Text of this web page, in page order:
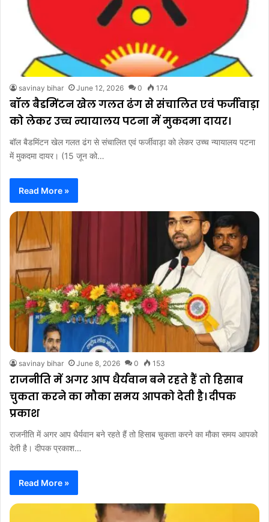
savinay bihar June 12, 2026 0 174
बॉल बैडमिंटन खेल गलत ढंग से संचालित एवं फर्जीवाड़ा
को लेकर उच्च न्यायालय पटना में मुकदमा दायर।
बॉल बैडमिंटन खेल गलत ढंग से संचालित एवं फर्जीवाड़ा को लेकर उच्च न्यायालय पटना
में मुकदमा दायर। (15 जून को…
Read More »
savinay bihar June 8, 2026 0 153
राजनीति में अगर आप धैर्यवान बने रहते हैं तो हिसाब
चुकता करने का मौका समय आपको देती है। दीपक
प्रकाश
राजनीति में अगर आप धैर्यवान बने रहते हैं तो हिसाब चुकता करने का मौका समय आपको
देती है। दीपक प्रकाश…
Read More »